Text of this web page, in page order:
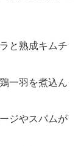
と熟成キムチ
一羽を煮込ん
ジやスパムが